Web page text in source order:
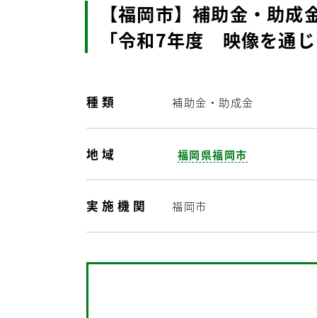
【福岡市】補助金・助成
「令和7年度 映像を通
種類 補助金・助成金
地域 福岡県福岡市
実施機関 福岡市